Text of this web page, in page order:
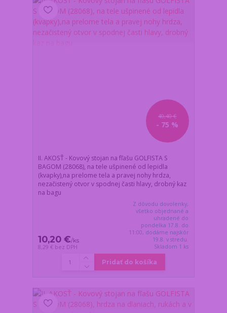
40,40 €
- 75 %
II. AKOSŤ - Kovový stojan na fľašu GOLFISTA S
BAGOM (28068), na tele ušpinené od lepidla
(kvapky),na prelome tela a pravej nohy hrdza,
nezačistený otvor v spodnej časti hlavy, drobný kaz
na bagu
10,20 €/ks
8,29 € bez DPH
Z dôvodu dovolenky,
všetko objednané a
uhradené do
pondelka 17.8. do
11:00, dodáme najskôr
19.8. v stredu.
Skladom 1 ks
Pridať do košíka